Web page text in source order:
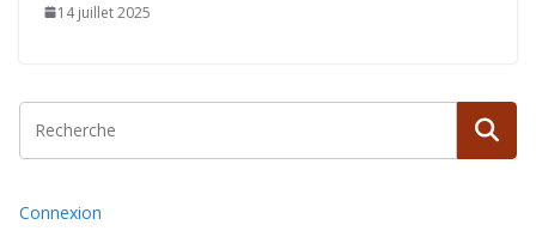
14 juillet 2025
Connexion